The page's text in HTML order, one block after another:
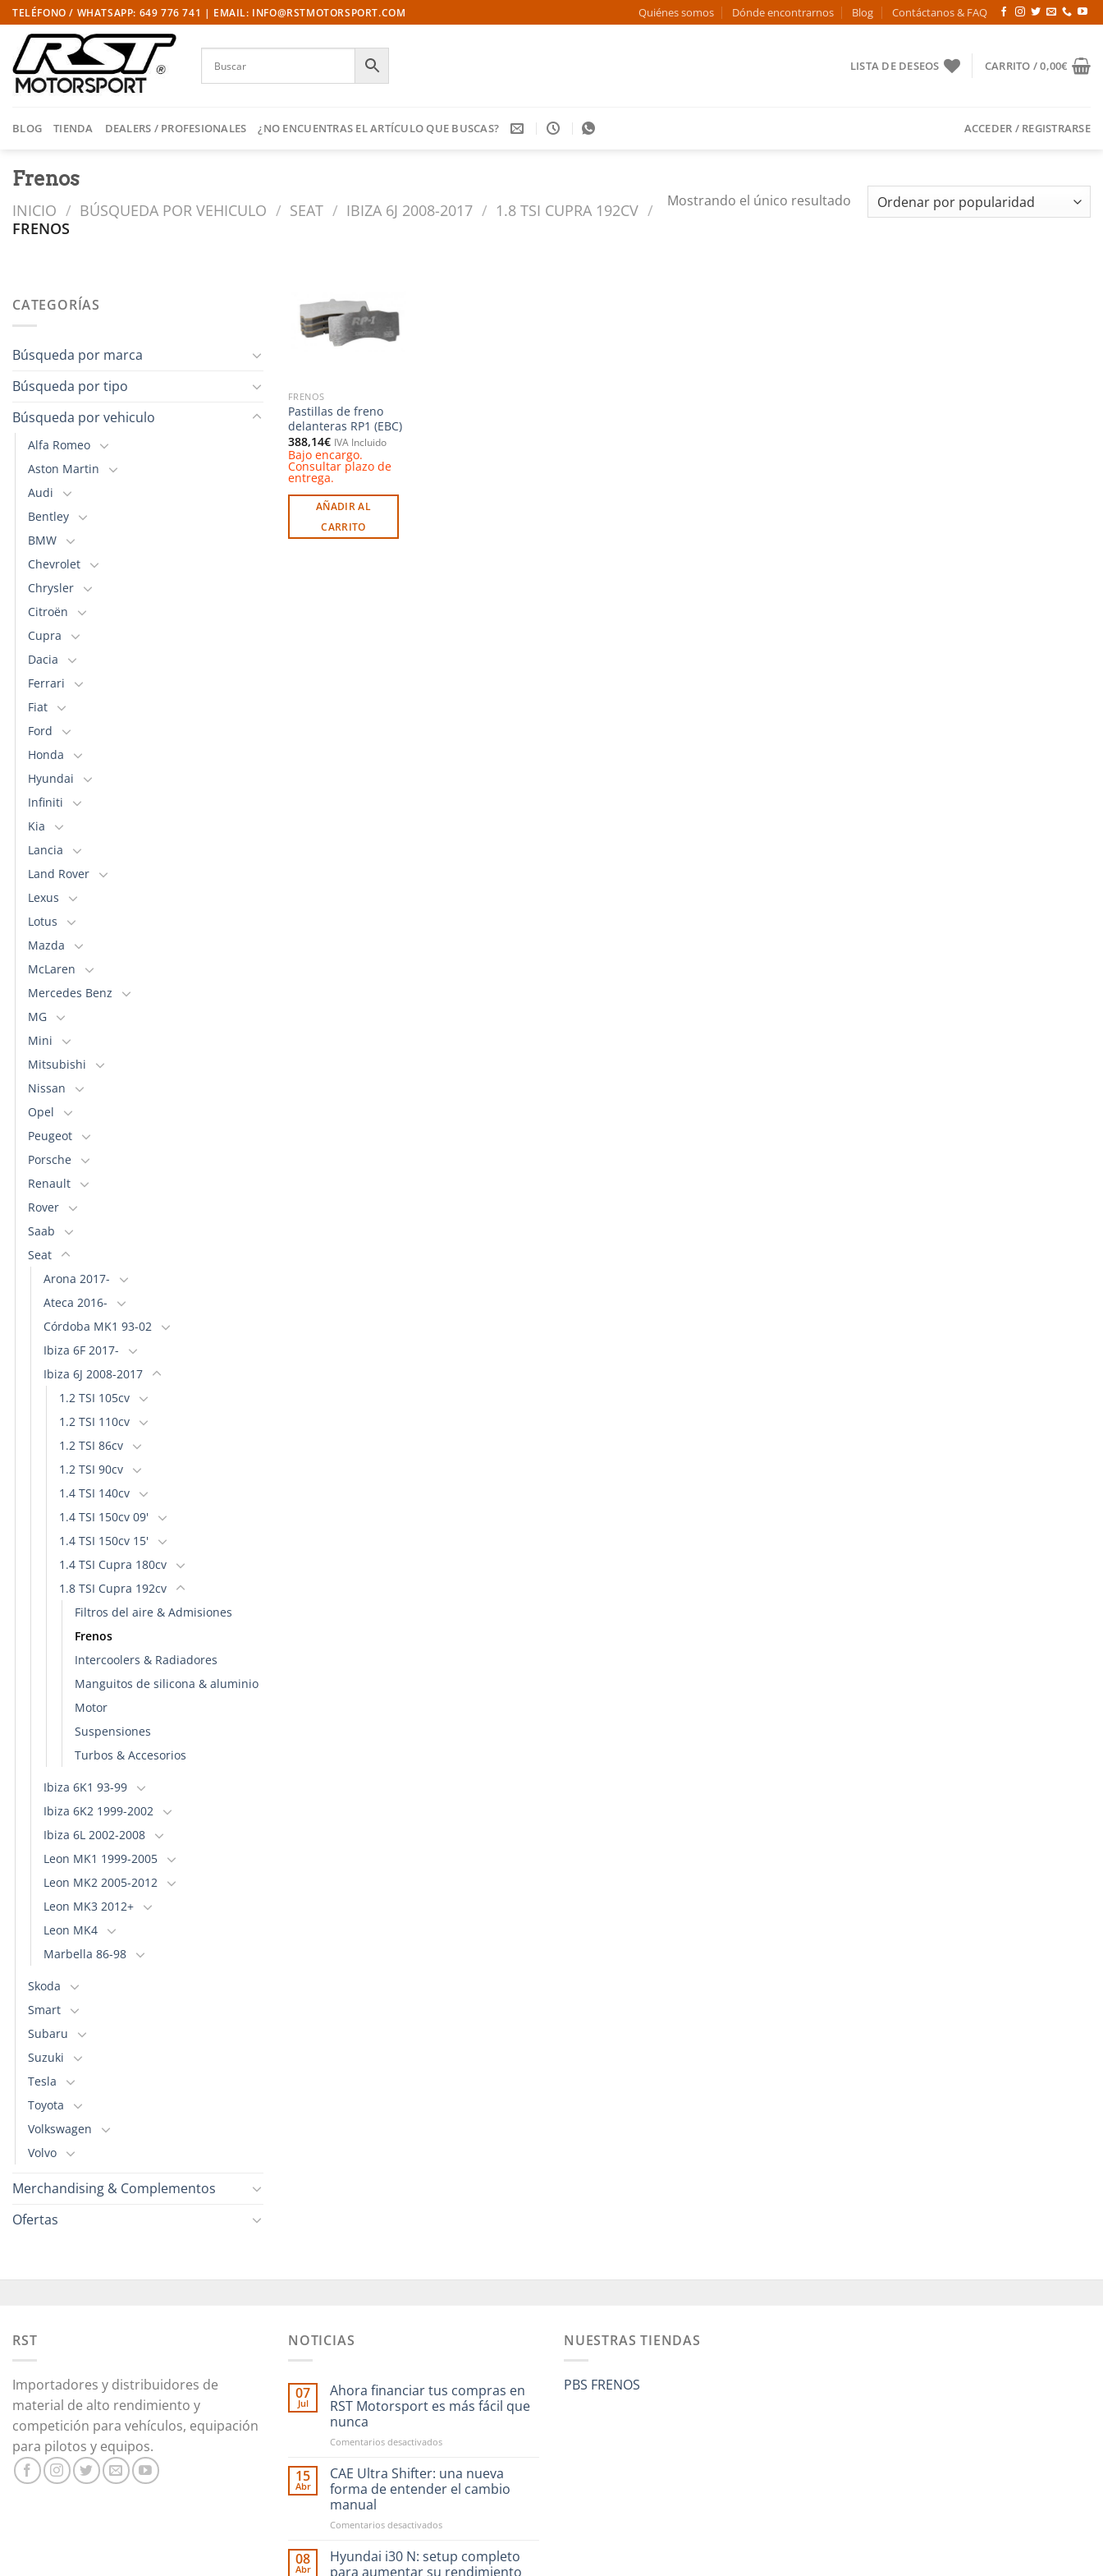
Saltar
al
contenido
TELÉFONO / WHATSAPP: 649 776 741 | EMAIL: INFO@RSTMOTORSPORT.COM Quiénes somos Dónde encontrarnos Blog Contáctanos & FAQ
LISTA DE DESEOS CARRITO /0,00€
BLOG TIENDA DEALERS / PROFESIONALES ¿NO ENCUENTRAS EL ARTÍCULO QUE BUSCAS? ACCEDER / REGISTRARSE
Frenos
INICIO / BÚSQUEDA POR VEHICULO / SEAT / IBIZA 6J 2008-2017 / 1.8 TSI CUPRA 192CV /
FRENOS
Mostrando el único resultado
CATEGORÍAS
Búsqueda por marca
Búsqueda por tipo
Búsqueda por vehiculo
Alfa Romeo
Aston Martin
Audi
Bentley
BMW
Chevrolet
Chrysler
Citroën
Cupra
Dacia
Ferrari
Fiat
Ford
Honda
Hyundai
Infiniti
Kia
Lancia
Land Rover
Lexus
Lotus
Mazda
McLaren
Mercedes Benz
MG
Mini
Mitsubishi
Nissan
Opel
Peugeot
Porsche
Renault
Rover
Saab
Seat
Arona 2017-
Ateca 2016-
Córdoba MK1 93-02
Ibiza 6F 2017-
Ibiza 6J 2008-2017
1.2 TSI 105cv
1.2 TSI 110cv
1.2 TSI 86cv
1.2 TSI 90cv
1.4 TSI 140cv
1.4 TSI 150cv 09'
1.4 TSI 150cv 15'
1.4 TSI Cupra 180cv
1.8 TSI Cupra 192cv
Filtros del aire & Admisiones
Frenos
Intercoolers & Radiadores
Manguitos de silicona & aluminio
Motor
Suspensiones
Turbos & Accesorios
Ibiza 6K1 93-99
Ibiza 6K2 1999-2002
Ibiza 6L 2002-2008
Leon MK1 1999-2005
Leon MK2 2005-2012
Leon MK3 2012+
Leon MK4
Marbella 86-98
Skoda
Smart
Subaru
Suzuki
Tesla
Toyota
Volkswagen
Volvo
Merchandising & Complementos
Ofertas
Añadir
a la
lista de
deseos
FRENOS
Pastillas de freno
delanteras RP1 (EBC)
388,14€ IVA Incluido
Bajo encargo.
Consultar plazo de
entrega.
AÑADIR AL
CARRITO
RST
Importadores y distribuidores de
material de alto rendimiento y
competición para vehículos, equipación
para pilotos y equipos.
NOTICIAS
07
Jul
Ahora financiar tus compras en
RST Motorsport es más fácil que
nunca
Comentarios desactivadosen
financiar
compras
RST
es
más
15
Abr
CAE Ultra Shifter: una nueva
forma de entender el cambio
manual
Comentarios desactivadosen
Ultra
Shifter:
08
Abr
Hyundai i30 N: setup completo
para aumentar su rendimiento
NUESTRAS TIENDAS
PBS FRENOS